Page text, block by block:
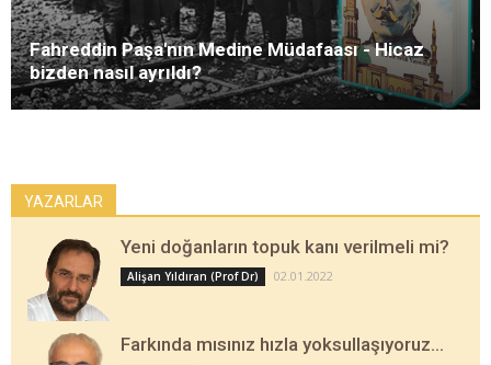
Fahreddin Paşa'nın Medine Müdafaası - Hicaz
bizden nasıl ayrıldı?
YAZARLAR
Yeni doğanların topuk kanı verilmeli mi?
Alişan Yıldıran (Prof Dr) 02.01.2022
Farkında mısınız hızla yoksullaşıyoruz…